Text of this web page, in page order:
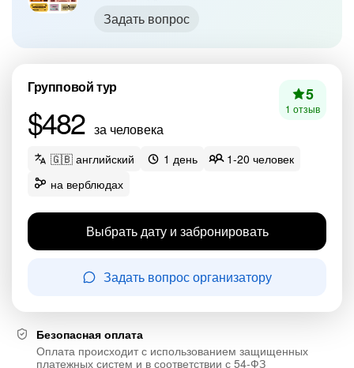
Задать вопрос
Групповой тур
$482 за человека
5
1 отзыв
🇬🇧 английский 1 день
1-20 человек
на верблюдах
Выбрать дату и забронировать
Задать вопрос организатору
Безопасная оплата
Оплата происходит с использованием защищенных
платежных систем и в соответствии с 54-ФЗ